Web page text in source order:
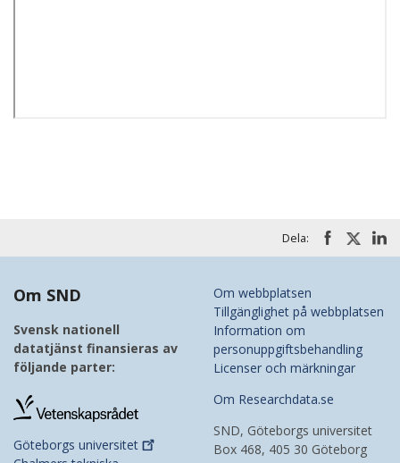
Dela:
Om SND
Svensk nationell
datatjänst finansieras av
följande parter:
Göteborgs universitet
Om webbplatsen
Tillgänglighet på webbplatsen
Information om
personuppgiftsbehandling
Licenser och märkningar
Om Researchdata.se
SND, Göteborgs universitet
Box 468, 405 30 Göteborg